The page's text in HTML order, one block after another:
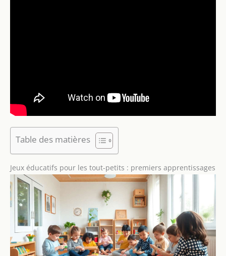
Table des matières
Jeux éducatifs pour les tout-petits : premiers apprentissages